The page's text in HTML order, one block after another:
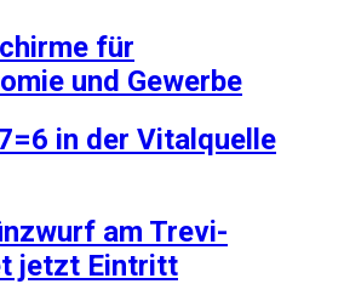
für
und Gewerbe
in der Vitalquelle
am Trevi-
jetzt Eintritt